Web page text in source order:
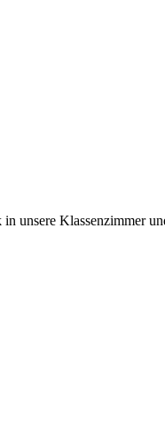
Klassenzimmer